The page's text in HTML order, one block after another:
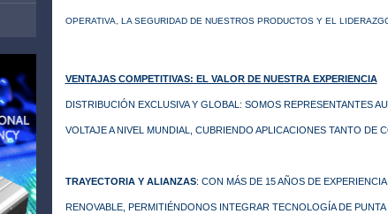
OPERATIVA, LA SEGURIDAD DE NUESTROS PRODUCTOS Y EL
VENTAJAS COMPETITIVAS: EL VALOR DE NUESTRA EXPERIENCIA
DISTRIBUCIÓN EXCLUSIVA Y GLOBAL: SOMOS REPRESENTANTES
VOLTAJE A NIVEL MUNDIAL, CUBRIENDO APLICACIONES TANTO
TRAYECTORIA Y ALIANZAS: CON MÁS DE 15 AÑOS DE
RENOVABLE, PERMITIÉNDONOS INTEGRAR TECNOLOGÍA DE